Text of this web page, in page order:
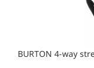
BURTON 4-way